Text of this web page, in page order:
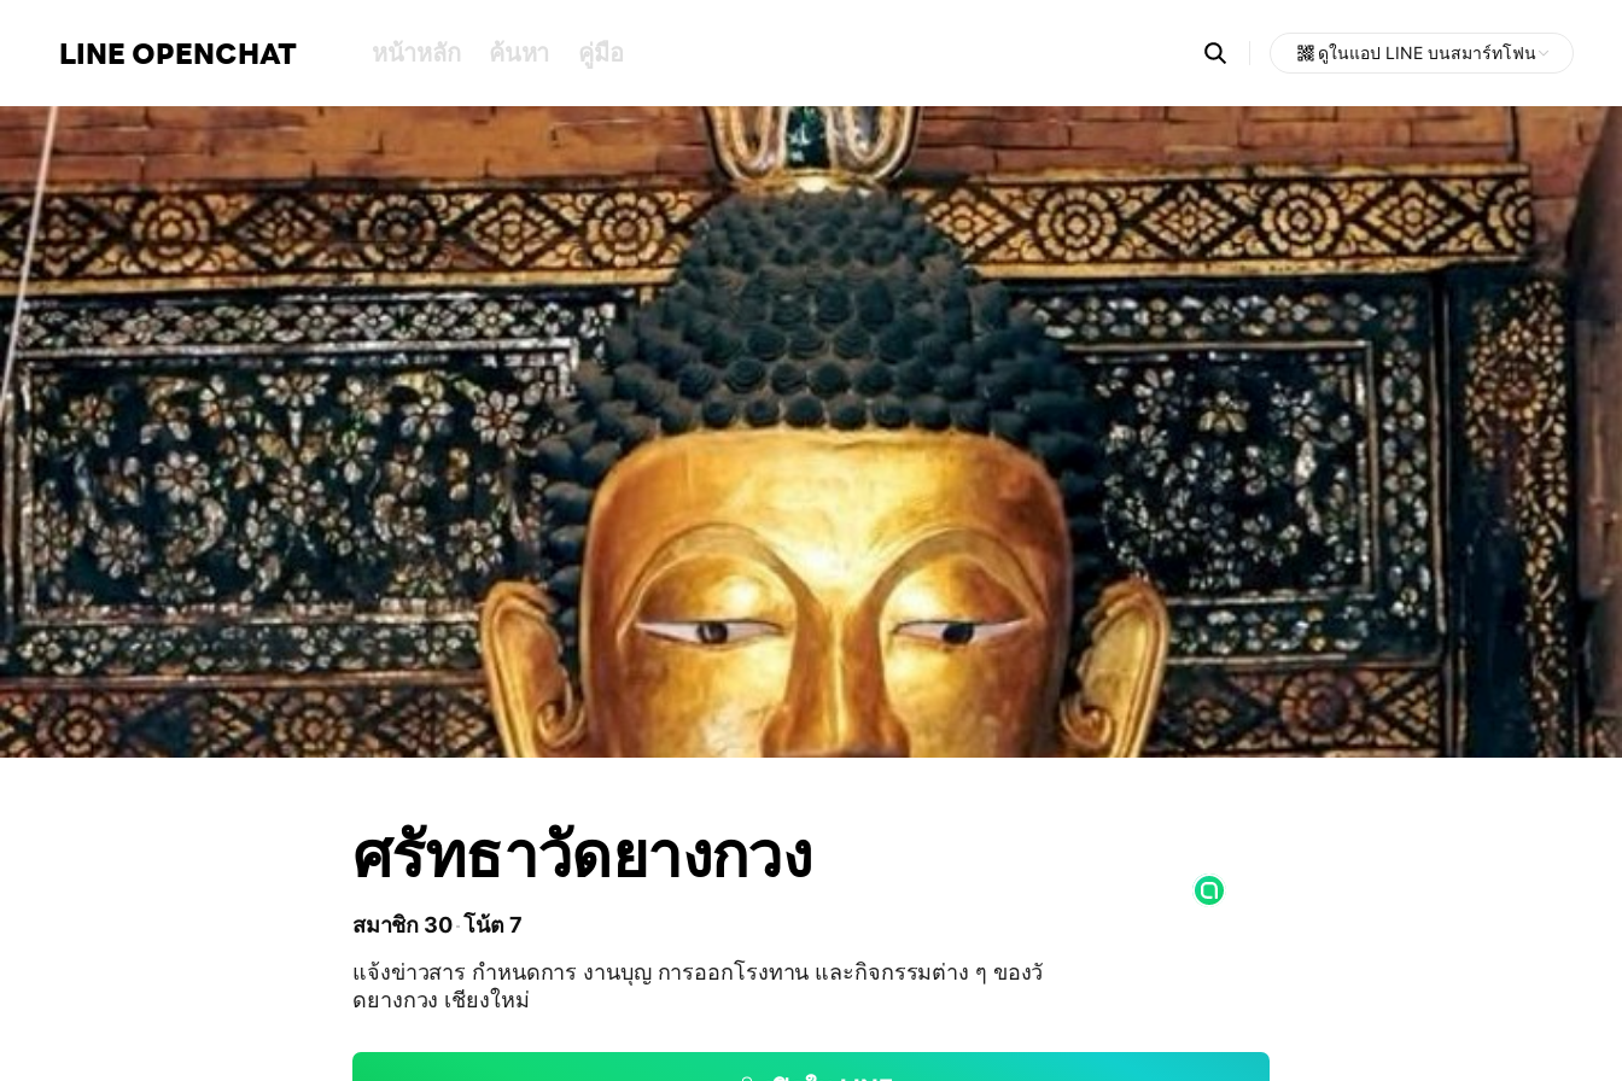
LINE OPENCHAT หน้าหลัก ค้นหา คู่มือ Search
OpenChats
messages
search
area
ดูในแอป LINE บนสมาร์ทโฟน
ศรัทธาวัดยางกวง
สมาชิก 30 โน้ต 7
แจ้งข่าวสาร กำหนดการ งานบุญ การออกโรงทาน และกิจกรรมต่าง ๆ ของวั
ดยางกวง เชียงใหม่